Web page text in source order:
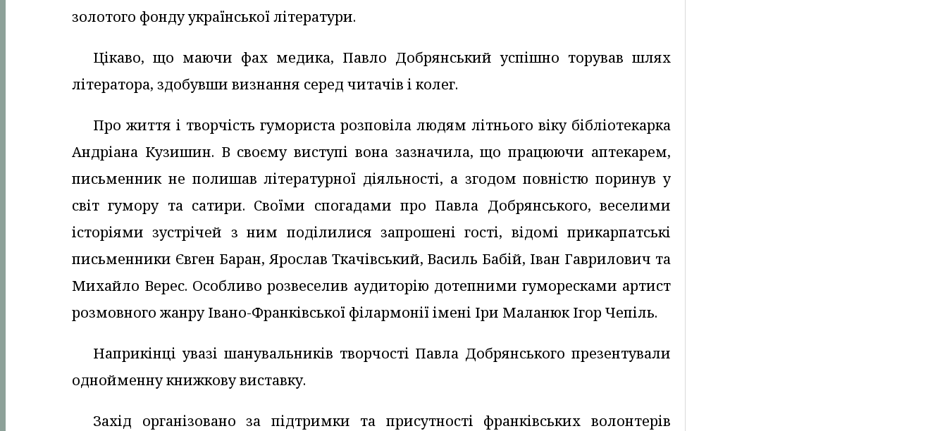
золотого фонду української літератури.
Цікаво, що маючи фах медика, Павло Добрянський успішно торував шлях
літератора, здобувши визнання серед читачів і колег.
Про життя і творчість гумориста розповіла людям літнього віку бібліотекарка
Андріана Кузишин. В своєму виступі вона зазначила, що працюючи аптекарем,
письменник не полишав літературної діяльності, а згодом повністю поринув у
світ гумору та сатири. Своїми спогадами про Павла Добрянського, веселими
історіями зустрічей з ним поділилися запрошені гості, відомі прикарпатські
письменники Євген Баран, Ярослав Ткачівський, Василь Бабій, Іван Гаврилович та
Михайло Верес. Особливо розвеселив аудиторію дотепними гуморесками артист
розмовного жанру Івано-Франківської філармонії імені Іри Маланюк Ігор Чепіль.
Наприкінці увазі шанувальників творчості Павла Добрянського презентували
однойменну книжкову виставку.
Захід організовано за підтримки та присутності франківських волонтерів